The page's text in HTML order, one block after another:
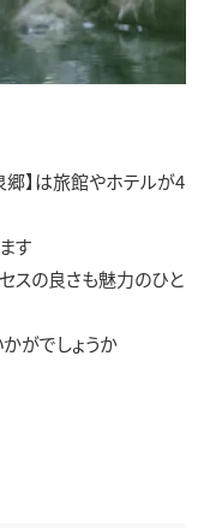
】は旅館やホテルが4
す
スの良さも魅力のひと
がでしょうか